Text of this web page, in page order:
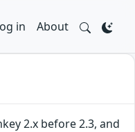
in About
2.x before 2.3, and